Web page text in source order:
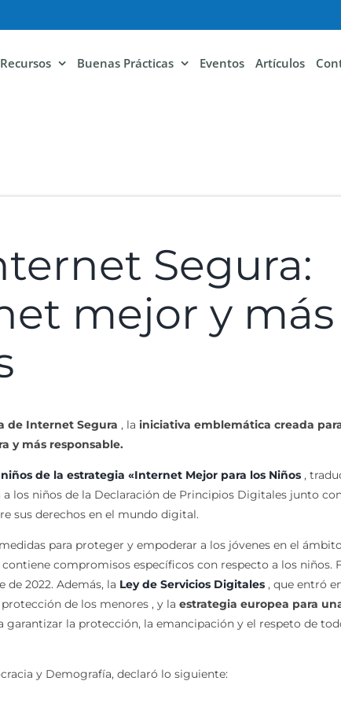
Recursos Buenas Prácticas Eventos Artículos
Segura:
mejor y más
de Internet Segura , la iniciativa emblemática creada
y más responsable.
de la estrategia «Internet Mejor para los Niños ,
los niños de la Declaración de Principios Digitales junto
sus derechos en el mundo digital.
para proteger y empoderar a los jóvenes en el
contiene compromisos específicos con respecto a los niños.
2022. Además, la Ley de Servicios Digitales , que entró
de los menores , y la estrategia europea para
garantizar la protección, la emancipación y el respeto de
y Demografía, declaró lo siguiente: